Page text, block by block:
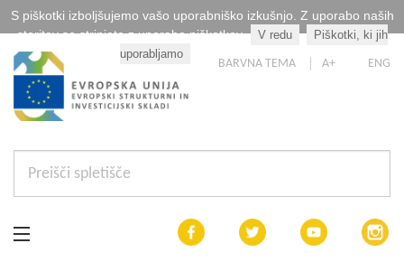
S piškotki izboljšujemo vašo uporabniško izkušnjo. Z uporabo naših
storitev se strinjate z uporabo piškotkov.
V redu
Piškotki, ki jih
uporabljamo
BARVNA TEMA A+ ENG